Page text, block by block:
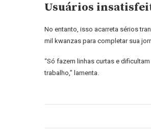
Usuários
No entanto, isso acarreta sérios
mil kwanzas para completar sua
“Só fazem linhas curtas e
trabalho,” lamenta.